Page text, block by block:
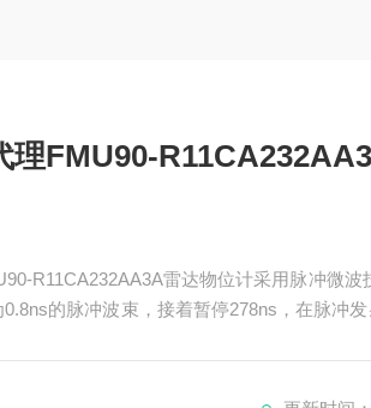
理FMU90-
R11CA232AA3A雷达物位计采用脉冲微
的脉冲波束，接着暂停278ns，在脉冲